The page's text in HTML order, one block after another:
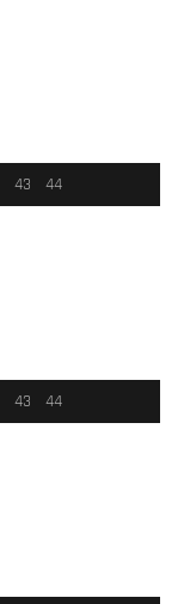
43 44
43 44